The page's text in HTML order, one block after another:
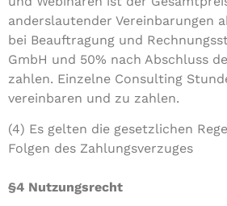
anderslautender Vereinbarungen
bei Beauftragung und
GmbH und 50% nach Abschluss
zahlen. Einzelne Consulting
vereinbaren und zu zahlen.
(4) Es gelten die gesetzlichen
Folgen des Zahlungsverzuges
§4 Nutzungsrecht